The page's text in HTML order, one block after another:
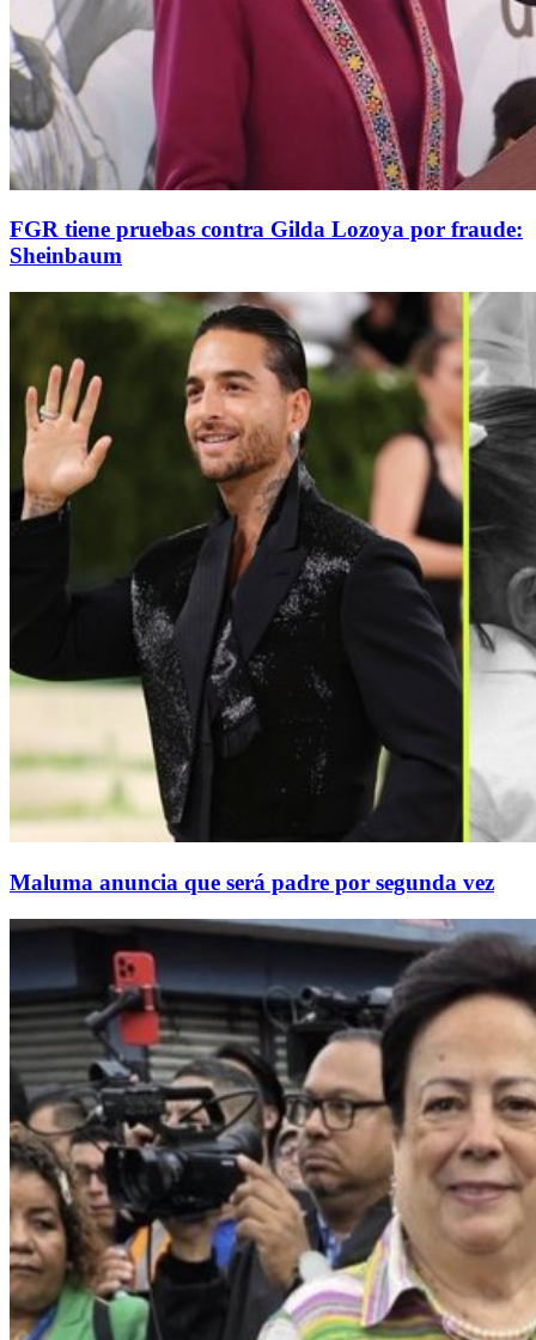
FGR tiene pruebas contra Gilda Lozoya por fraude:
Sheinbaum
Maluma anuncia que será padre por segunda vez